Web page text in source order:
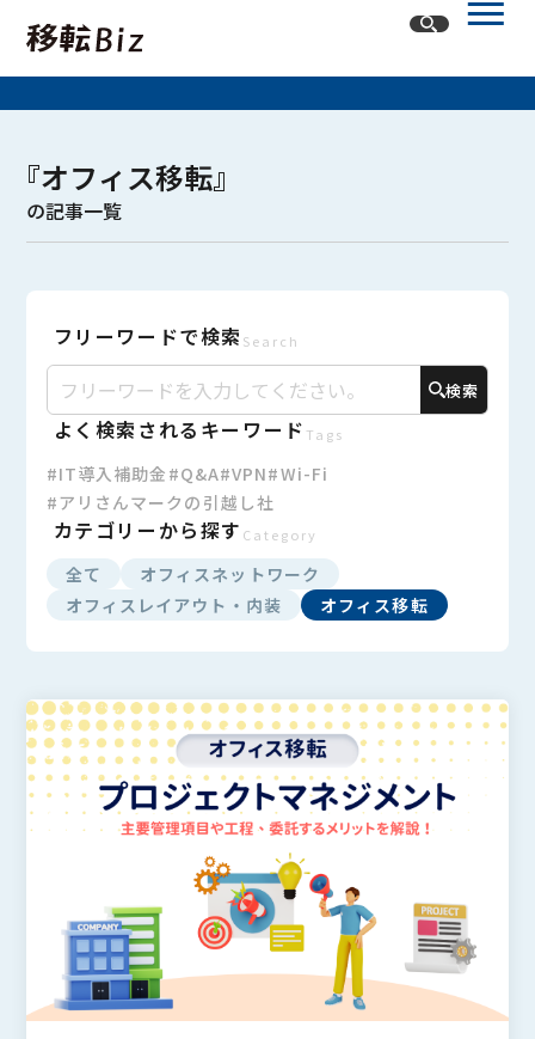
記事一覧
カテゴリー
オフィスレイアウト・内装
『オフィス移転』
の記事一覧
フリーワードで検索 Search
検索
よく検索されるキーワード Tags
#IT導入補助金 #Q&A#VPN#Wi-Fi
#アリさんマークの引越し社
カテゴリーから探す Category
全て
オフィスネットワーク
オフィスレイアウト・内装
オフィス移転